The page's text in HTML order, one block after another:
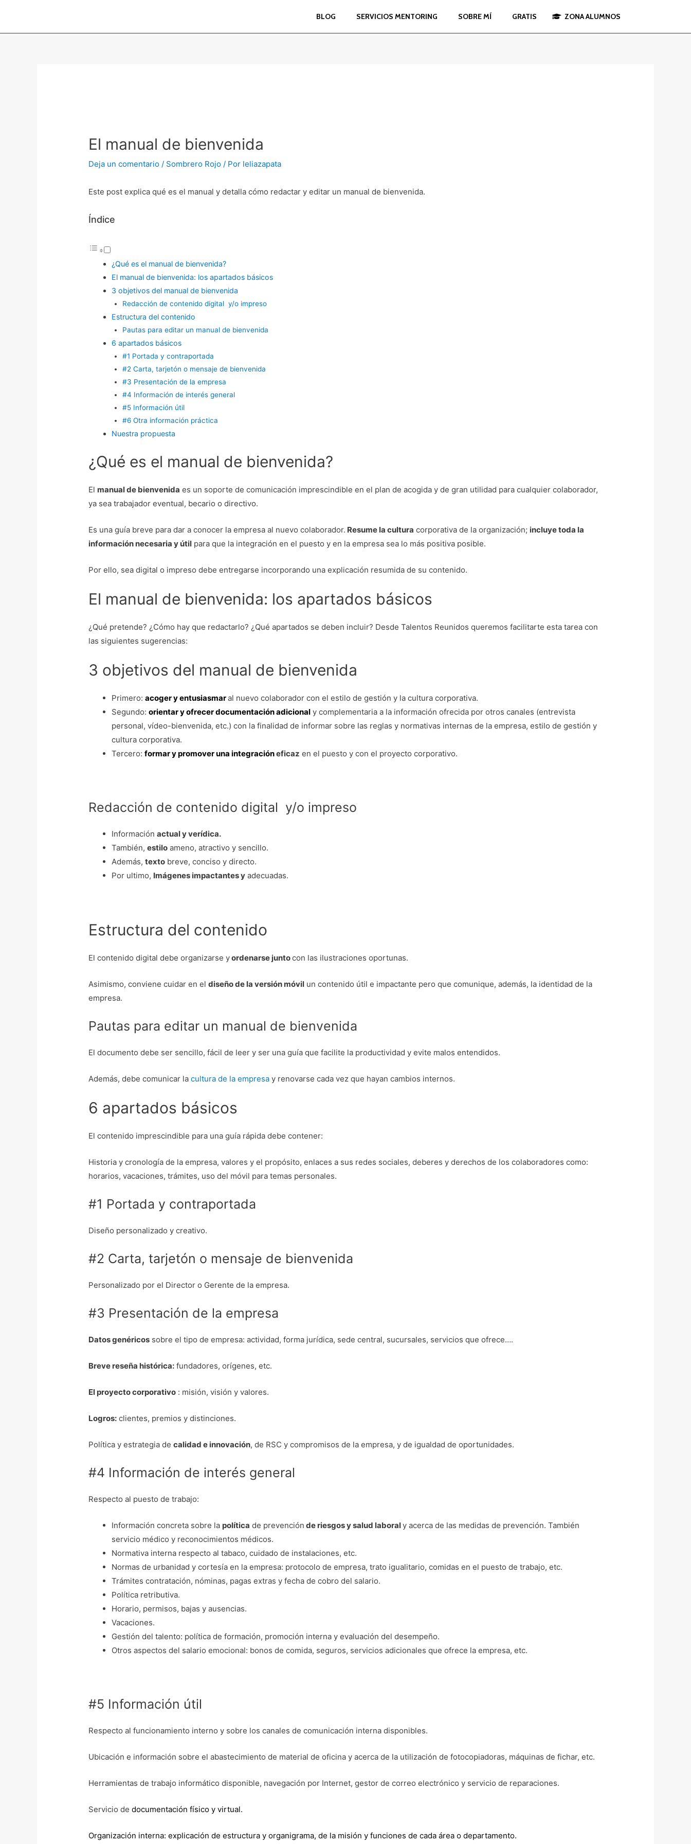
contenido
BLOG SERVICIOS MENTORING SOBRE MÍ GRATIS ZONA ALUMNOS
El manual de bienvenida
Deja un comentario / Sombrero Rojo / Por leliazapata
Este post explica qué es el manual y detalla cómo redactar y editar un manual de bienvenida.
Índice
¿Qué es el manual de bienvenida?
El manual de bienvenida: los apartados básicos
3 objetivos del manual de bienvenida
Redacción de contenido digital y/o impreso
Estructura del contenido
Pautas para editar un manual de bienvenida
6 apartados básicos
#1 Portada y contraportada
#2 Carta, tarjetón o mensaje de bienvenida
#3 Presentación de la empresa
#4 Información de interés general
#5 Información útil
#6 Otra información práctica
Nuestra propuesta
¿Qué es el manual de bienvenida?
El manual de bienvenida es un soporte de comunicación imprescindible en el plan de acogida y de gran utilidad para cualquier colaborador,
ya sea trabajador eventual, becario o directivo.
Es una guía breve para dar a conocer la empresa al nuevo colaborador. Resume la cultura corporativa de la organización; incluye toda la
información necesaria y útil para que la integración en el puesto y en la empresa sea lo más positiva posible.
Por ello, sea digital o impreso debe entregarse incorporando una explicación resumida de su contenido.
El manual de bienvenida: los apartados básicos
¿Qué pretende? ¿Cómo hay que redactarlo? ¿Qué apartados se deben incluir? Desde Talentos Reunidos queremos facilitarte esta tarea con
las siguientes sugerencias:
3 objetivos del manual de bienvenida
Primero: acoger yentusiasmaral nuevo colaborador con el estilo de gestión y la cultura corporativa.
Segundo:orientar y ofrecer documentación adicional y complementaria a la información ofrecida por otros canales (entrevista
personal, vídeo-bienvenida, etc.) con la finalidad de informar sobre las reglas y normativas internas de la empresa, estilo de gestión y
cultura corporativa.
Tercero:formar y promover una integracióneficaz en el puesto y con el proyecto corporativo.
Redacción de contenido digital y/o impreso
Informaciónactual y verídica.
También,estilo ameno, atractivo y sencillo.
Además,texto breve, conciso y directo.
Por ultimo, Imágenes impactantes y adecuadas.
Estructura del contenido
El contenido digital debe organizarse yordenarse juntocon las ilustraciones oportunas.
Asimismo, conviene cuidar en eldiseño de la versión móvil un contenido útil e impactante pero que comunique, además, la identidad de la
empresa.
Pautas para editar un manual de bienvenida
El documento debe ser sencillo, fácil de leer y ser una guía que facilite la productividad y evite malos entendidos.
Además, debe comunicar lacultura de la empresa y renovarse cada vez que hayan cambios internos.
6 apartados básicos
El contenido imprescindible para una guía rápida debe contener:
Historia y cronología de la empresa, valores y el propósito, enlaces a sus redes sociales, deberes y derechos de los colaboradores como:
horarios, vacaciones, trámites, uso del móvil para temas personales.
#1 Portada y contraportada
Diseño personalizado y creativo.
#2 Carta, tarjetón o mensaje de bienvenida
Personalizado por el Director o Gerente de la empresa.
#3 Presentación de la empresa
Datos genéricos sobre el tipo de empresa: actividad, forma jurídica, sede central, sucursales, servicios que ofrece….
Breve reseña histórica: fundadores, orígenes, etc.
El proyecto corporativo : misión, visión y valores.
Logros: clientes, premios y distinciones.
Política y estrategia decalidad e innovación, de RSC y compromisos de la empresa, y de igualdad de oportunidades.
#4 Información de interés general
Respecto al puesto de trabajo:
Información concreta sobre la política de prevención de riesgos y salud laboraly acerca de las medidas de prevención. También
servicio médico y reconocimientos médicos.
Normativa interna respecto al tabaco, cuidado de instalaciones, etc.
Normas de urbanidad y cortesía en la empresa: protocolo de empresa, trato igualitario, comidas en el puesto de trabajo, etc.
Trámites contratación, nóminas, pagas extras y fecha de cobro del salario.
Política retributiva.
Horario, permisos, bajas y ausencias.
Vacaciones.
Gestión del talento: política de formación, promoción interna y evaluación del desempeño.
Otros aspectos del salario emocional: bonos de comida, seguros, servicios adicionales que ofrece la empresa, etc.
#5 Información útil
Respecto al funcionamiento interno y sobre los canales de comunicación interna disponibles.
Ubicación e información sobre el abastecimiento de material de oficina y acerca de la utilización de fotocopiadoras, máquinas de fichar, etc.
Herramientas de trabajo informático disponible, navegación por Internet, gestor de correo electrónico y servicio de reparaciones.
Servicio de documentación físico y virtual.
Organización interna: explicación de estructura y organigrama, de la misión y funciones de cada área o departamento.